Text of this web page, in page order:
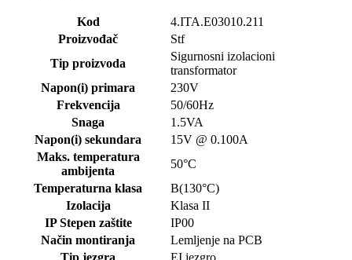
Kod
4.ITA.E03010.211
Proizvođač
Stf
Tip proizvoda
Sigurnosni izolacioni
transformator
Napon(i) primara
230V
Frekvencija
50/60Hz
Snaga
1.5VA
Napon(i) sekundara
15V @ 0.100A
Maks. temperatura
ambijenta
50°C
Temperaturna klasa
B(130°C)
Izolacija
Klasa II
IP Stepen zaštite
IP00
Način montiranja
Lemljenje na PCB
Tip jezgra
EI jezgro